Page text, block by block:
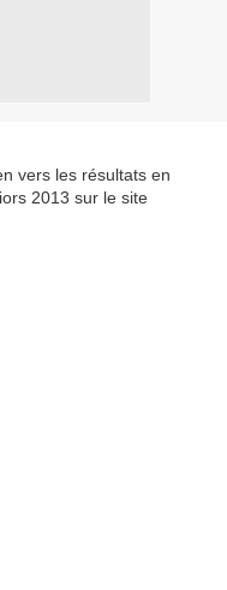
vers les résultats en
2013 sur le site